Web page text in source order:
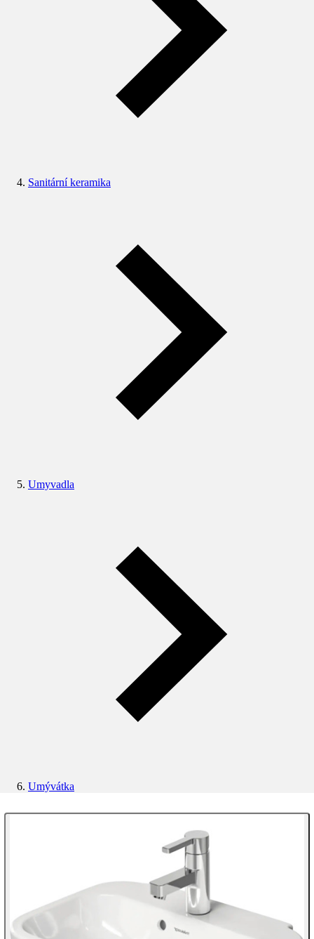
Sanitární keramika
Umyvadla
Umývátka